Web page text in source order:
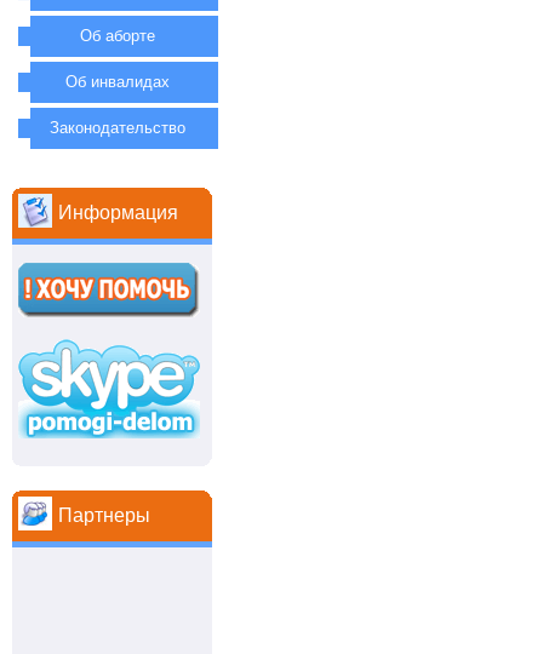
Об аборте
Об инвалидах
Законодательство
Информация
Партнеры